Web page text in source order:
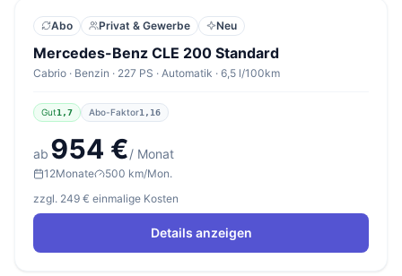
Abo Privat & Gewerbe Neu
Mercedes-Benz CLE 200 Standard
Cabrio · Benzin · 227 PS · Automatik · 6,5 l/100km
Gut1,7 Abo-Faktor1,16
ab 954 €/ Monat
12Monate
500 km/Mon.
zzgl. 249 € einmalige Kosten
Details anzeigen